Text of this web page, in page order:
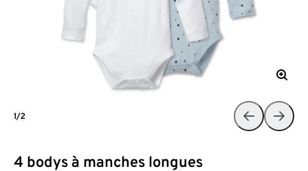
4 bodys à manches longues
1/2